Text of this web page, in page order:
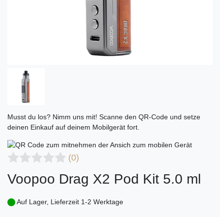
Musst du los? Nimm uns mit! Scanne den QR-Code und setze
deinen Einkauf auf deinem Mobilgerät fort.
(0)
Voopoo Drag X2 Pod Kit 5.0 ml
Auf Lager, Lieferzeit 1-2 Werktage